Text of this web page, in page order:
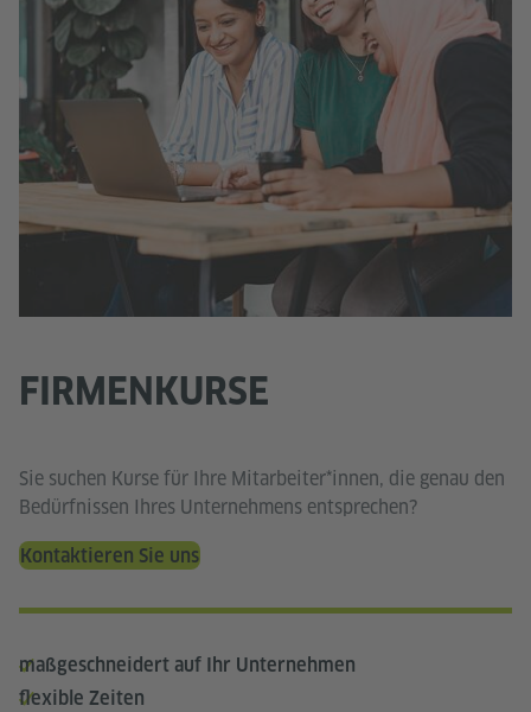
FIRMENKURSE
Sie suchen Kurse für Ihre Mitarbeiter*innen, die genau den
Bedürfnissen Ihres Unternehmens entsprechen?
Kontaktieren Sie uns
maßgeschneidert auf Ihr Unternehmen
flexible Zeiten